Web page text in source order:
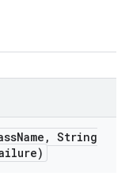
Name , String